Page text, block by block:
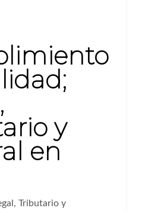
y
en
Tributario y